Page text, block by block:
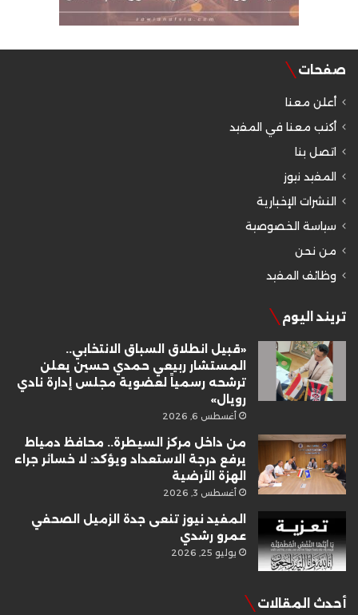
صفحات
أعلن معنا
أكتب معنا في المفيد
اتصل بنا
المفيد نيوز
النشرات الإخبارية
سياسة الخصوصية
من نحن
وظائف المفيد
تريند اليوم
«قبيل انطلاق السباق الانتخابي..
المستشار ربيعي حمدي حسين يعلن
ترشحه رسمياً لعضوية مجلس إدارة نادي
رويال»
أغسطس 6, 2026
من داخل مركز السيطرة.. محافظ دمياط
يرفع درجة الاستعداد ويؤكد: لا خسائر جراء
الهزة الأرضية
أغسطس 3, 2026
المفيد نيوز تنعى جدة الزميل الصحفي
عمرو رشدي
يوليو 25, 2026
أحدث المقالات